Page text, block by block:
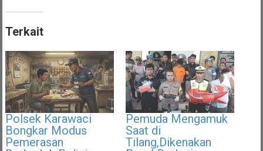
Terkait
Polsek Karawaci
Bongkar Modus
Pemerasan
Pemuda Mengamuk
Saat di
Tilang,Dikenakan